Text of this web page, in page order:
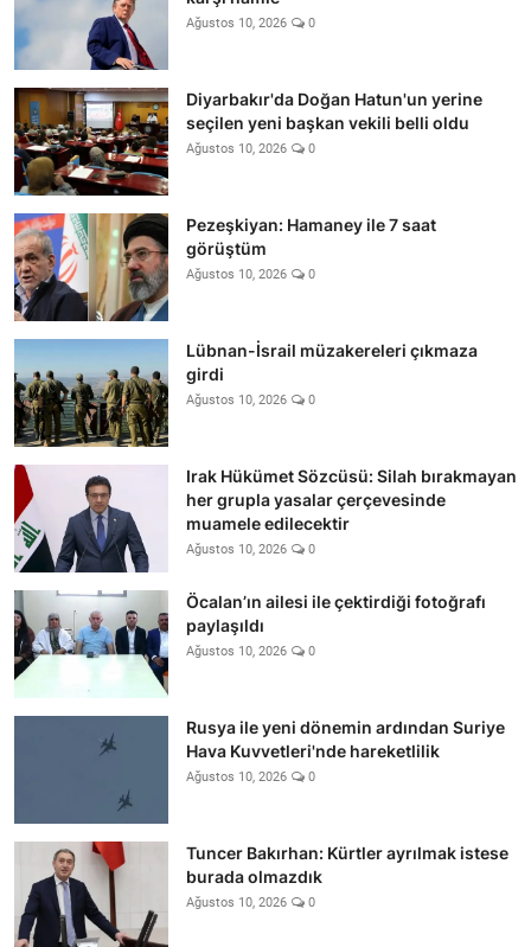
Ağustos 10, 2026 0
Diyarbakır'da Doğan Hatun'un yerine
seçilen yeni başkan vekili belli oldu
Ağustos 10, 2026 0
Pezeşkiyan: Hamaney ile 7 saat
görüştüm
Ağustos 10, 2026 0
Lübnan-İsrail müzakereleri çıkmaza
girdi
Ağustos 10, 2026 0
Irak Hükümet Sözcüsü: Silah bırakmayan
her grupla yasalar çerçevesinde
muamele edilecektir
Ağustos 10, 2026 0
Öcalan’ın ailesi ile çektirdiği fotoğrafı
paylaşıldı
Ağustos 10, 2026 0
Rusya ile yeni dönemin ardından Suriye
Hava Kuvvetleri'nde hareketlilik
Ağustos 10, 2026 0
Tuncer Bakırhan: Kürtler ayrılmak istese
burada olmazdık
Ağustos 10, 2026 0